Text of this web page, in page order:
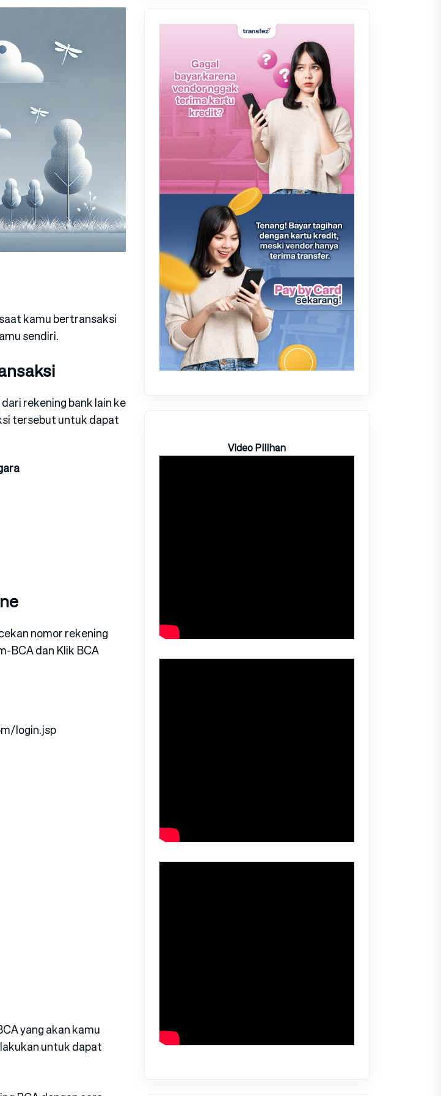
kamu bertransaksi
sendiri.
rekening bank lain ke
tersebut untuk dapat
nomor rekening
BCA dan Klik BCA
login.jsp
yang akan kamu
untuk dapat
Video Pilihan